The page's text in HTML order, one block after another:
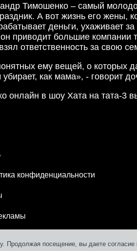
Продолжая посещение, вы даете согласие
Тимошенко – самый
А вот жизнь его жены,
деньги, ухаживает
приводит большие компании
ответственность за свою
ему вещей, о которых
как мама», - говорит
онлайн в шоу Хата на тата-3
конфиденциальности